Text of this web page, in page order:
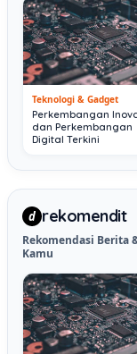
Teknologi & Gadget
Perkembangan
dan Perkembangan
Digital Terkini
d rekomendit
Rekomendasi Berita
Kamu